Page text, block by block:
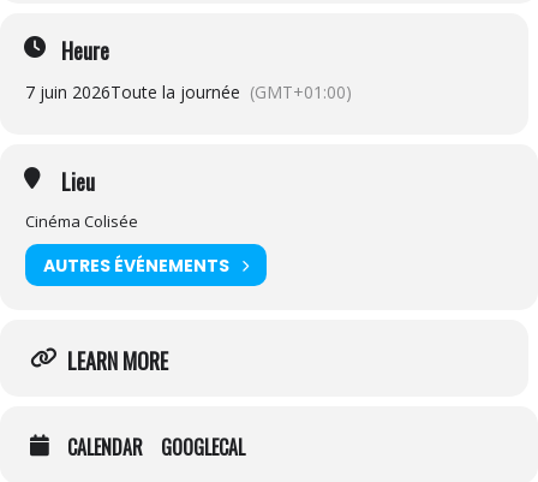
Heure
7 juin 2026Toute la journée (GMT+01:00)
Lieu
Cinéma Colisée
AUTRES ÉVÉNEMENTS
LEARN MORE
CALENDAR GOOGLECAL